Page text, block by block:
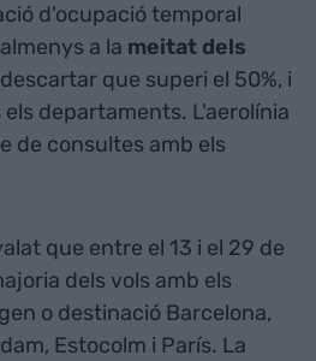
d'ocupació temporal
a la meitat dels
que superi el 50%, i
departaments. L'aerolínia
de consultes amb els
que entre el 13 i el 29 de
dels vols amb els
o destinació Barcelona,
Estocolm i París. La